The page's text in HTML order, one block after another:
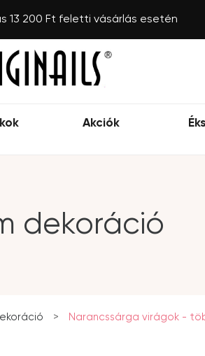
13 200 Ft feletti vásárlás esetén
Akciók
dekoráció
> Narancssárga virágok -